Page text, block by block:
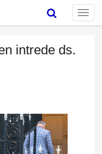
Toggle
intrede ds.